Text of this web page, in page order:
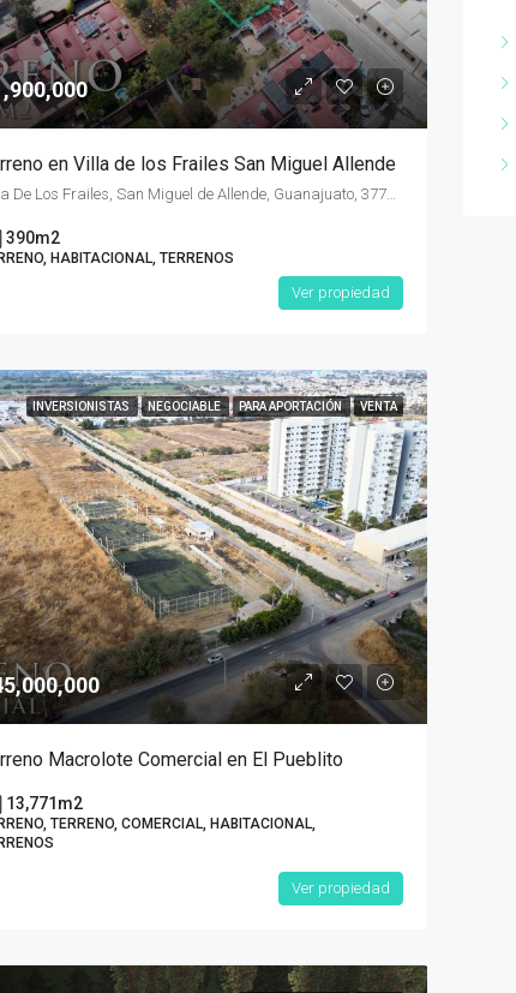
en Villa de los Frailes San Miguel Allende
Villa De Los Frailes, San Miguel de Allende, Guanajuato, 37790, México
390m2
HABITACIONAL, TERRENOS
Ver propiedad
INVERSIONISTAS NEGOCIABLE PARA APORTACIÓN VENTA
Macrolote Comercial en El Pueblito
13,771 m2
TERRENO, COMERCIAL, HABITACIONAL,
Ver propiedad